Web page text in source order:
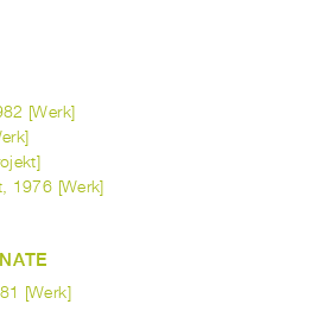
[Werk]
1976 [Werk]
[Werk]